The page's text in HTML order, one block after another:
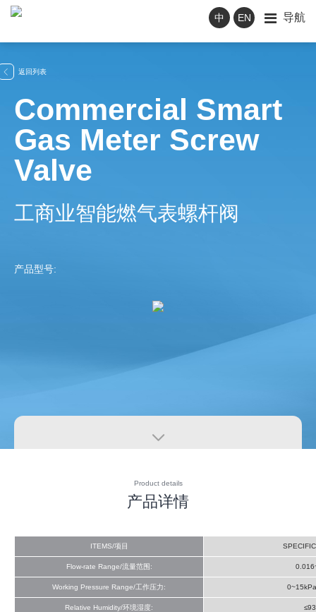
中 EN 导航
 返回列表
Commercial Smart
Gas Meter Screw
Valve
工商业智能燃气表螺杆阀
产品型号:

Product details
产品详情
ITEMS/项目
Flow-rate Range/流量范围:
Working Pressure Range/工作压力:
Relative Humidity/环境湿度: